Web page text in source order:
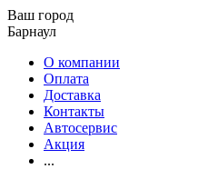
Ваш город
Барнаул
О компании
Оплата
Доставка
Контакты
Автосервис
Акция
...